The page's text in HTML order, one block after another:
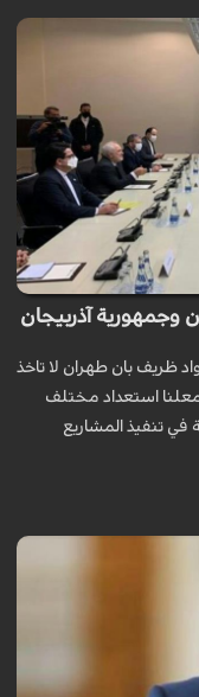
وجمهورية آذربيجان
ظريف بان طهران لا تاخذ
معلنا استعداد مختلف
في تنفيذ المشاريع